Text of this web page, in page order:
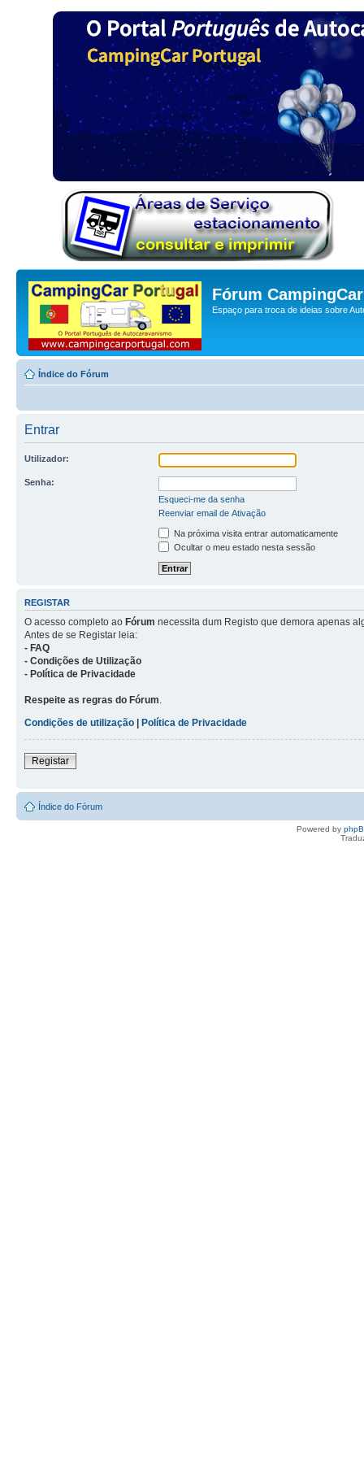
Fórum
Espaço para troca de ideias sobre
Índice do Fórum
Entrar
Utilizador:
Senha:
Esqueci-me da senha
Reenviar email de Ativação
Na próxima visita entrar automaticamente
Ocultar o meu estado nesta sessão
REGISTAR
O acesso completo ao Fórum necessita dum Registo que demora apenas
Antes de se Registar leia:
- FAQ
- Condições de Utilização
- Política de Privacidade
Respeite as regras do Fórum
Condições de utilização | Política de Privacidade
Registar
Índice do Fórum
Powered by